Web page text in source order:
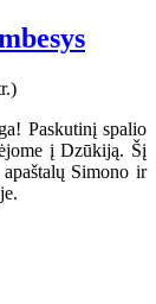
Paskutinį spalio
į Dzūkiją. Šį
Simono ir